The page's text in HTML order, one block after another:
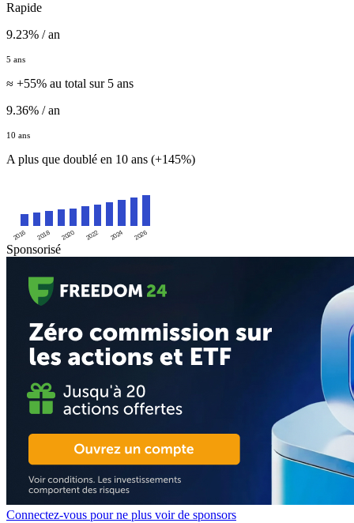
Rapide
9.23% / an
5 ans
≈ +55% au total sur 5 ans
9.36% / an
10 ans
A plus que doublé en 10 ans (+145%)
2016 2018 2020 2022 2024 2026
Sponsorisé
Connectez-vous pour ne plus voir de sponsors